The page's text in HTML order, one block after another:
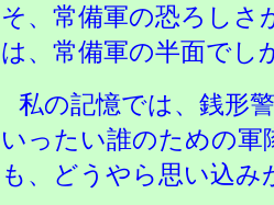
そ、常備軍の恐ろしさ
は、常備軍の半面でし
私の記憶では、銭形
いったい誰のための
も、どうやら思い込